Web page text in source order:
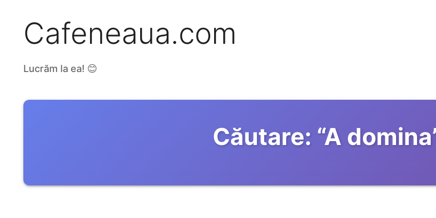
Cafeneaua.com
Lucrăm la ea! 😊
Căutare: “A domina